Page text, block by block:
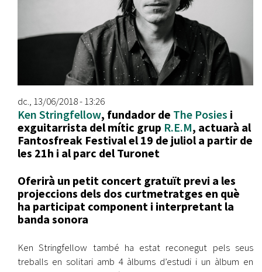
dc., 13/06/2018 - 13:26
Ken Stringfellow, fundador de The Posies i
exguitarrista del mític grup R.E.M, actuarà al
Fantosfreak Festival el 19 de juliol a partir de
les 21h i al parc del Turonet
Oferirà un petit concert gratuït previ a les
projeccions dels dos curtmetratges en què
ha participat component i interpretant la
banda sonora
Ken Stringfellow també ha estat reconegut pels seus
treballs en solitari amb 4 àlbums d’estudi i un àlbum en